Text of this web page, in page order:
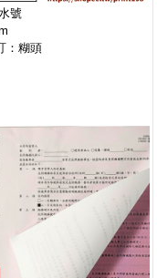
號
：糊頭